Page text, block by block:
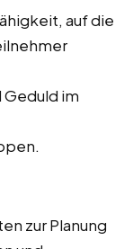
auf die
im
zur Planung